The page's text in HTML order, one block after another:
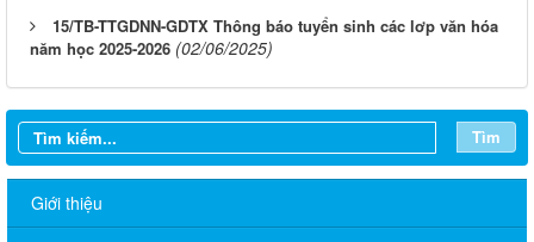
15/TB-TTGDNN-GDTX Thông báo tuyển sinh các lơp văn hóa
năm học 2025-2026 (02/06/2025)
Tìm
Giới thiệu